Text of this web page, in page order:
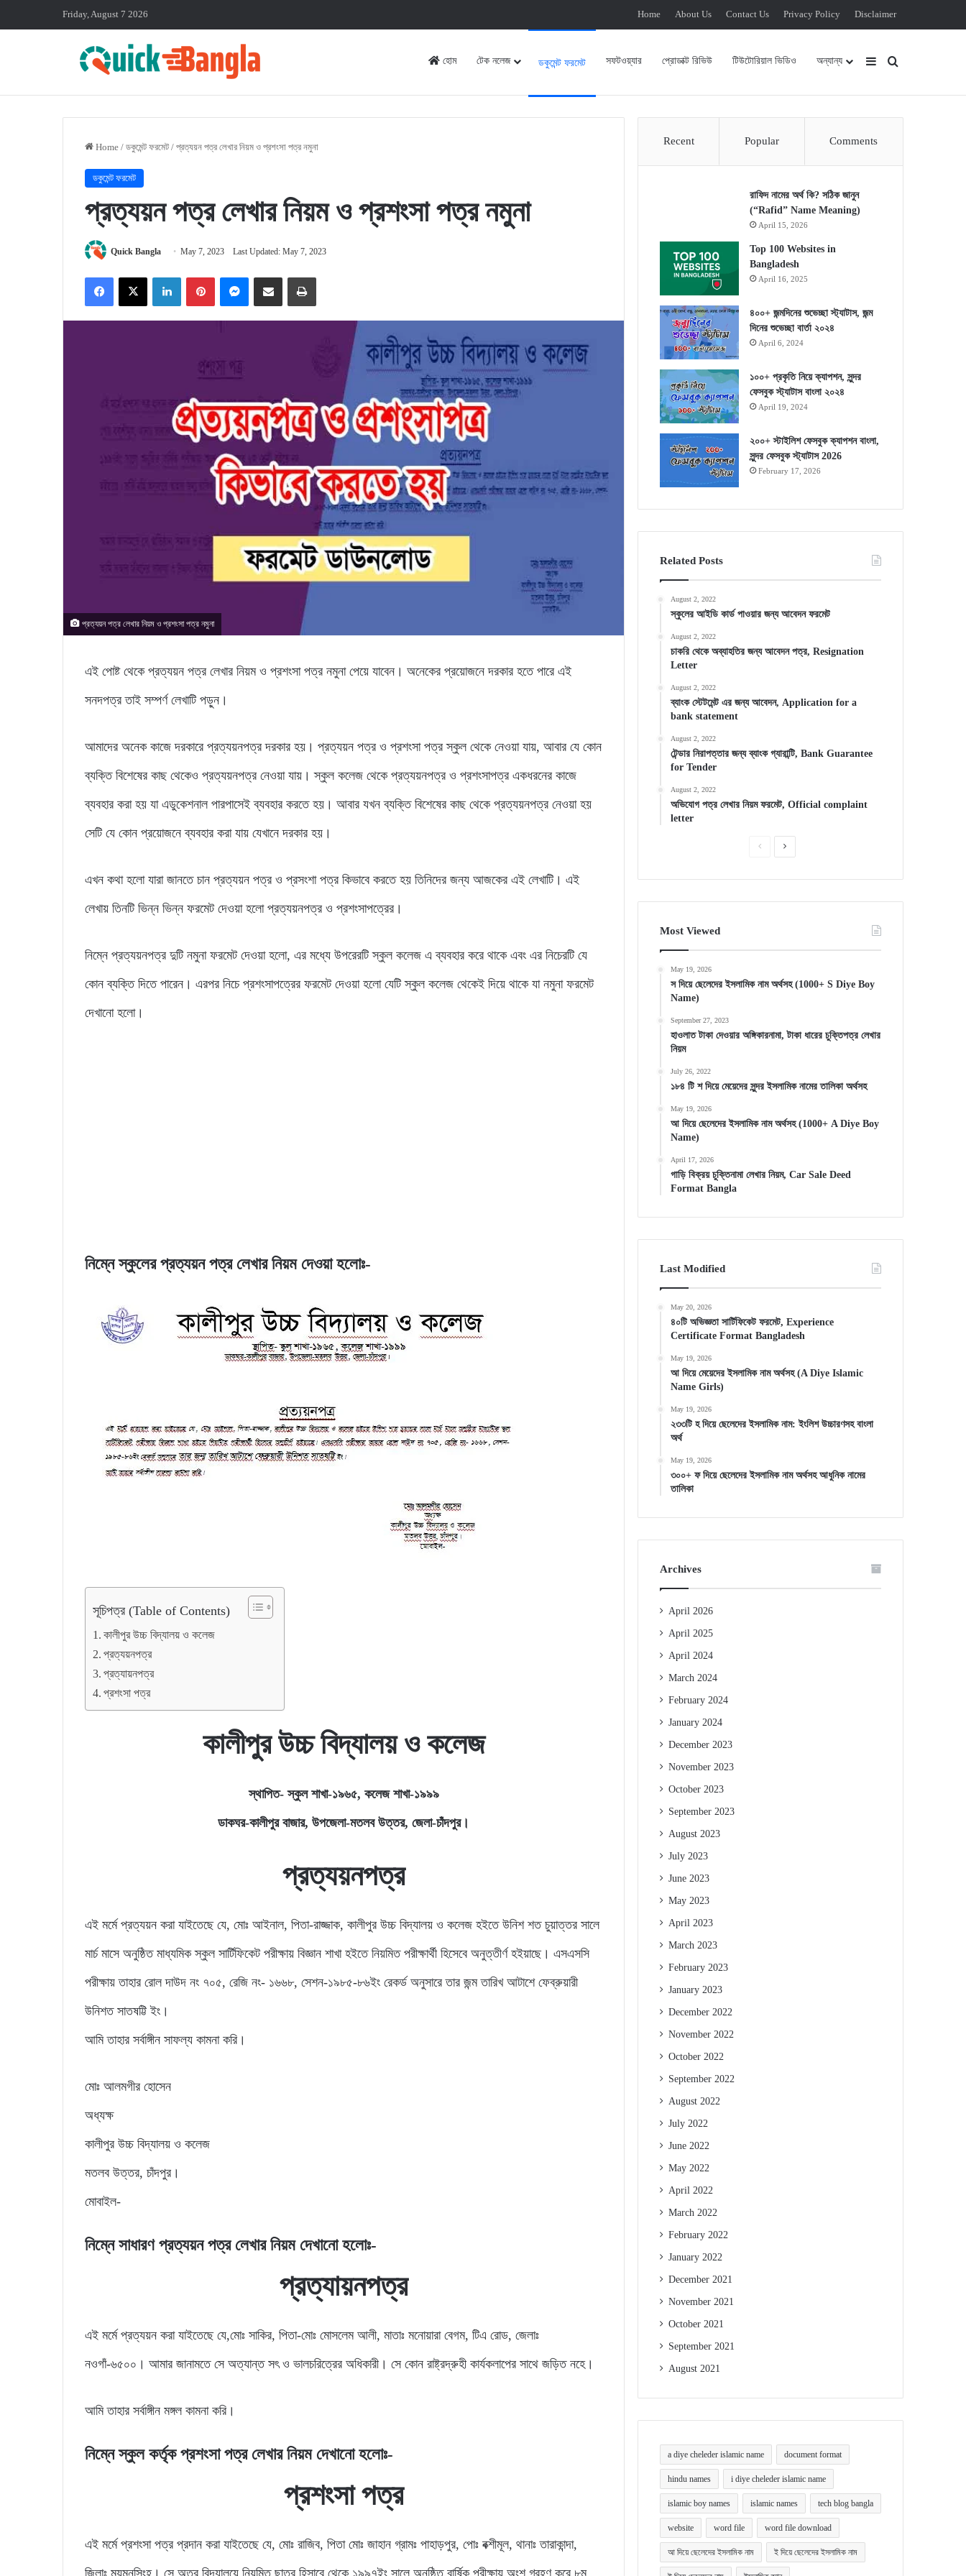
Friday, August 7 2026 Home About Us Contact Us Privacy Policy Disclaimer
হোম টেক নলেজ ডকুমেন্ট ফরমেট সফটওয়্যার প্রোডাক্ট রিভিউ টিউটোরিয়াল ভিডিও অন্যান্য Sidebar
Home / ডকুমেন্ট ফরমেট / প্রত্যয়ন পত্র লেখার নিয়ম ও প্রশংসা পত্র নমুনা
ডকুমেন্ট ফরমেট
প্রত্যয়ন পত্র লেখার নিয়ম ও প্রশংসা পত্র নমুনা
Quick Bangla May 7, 2023 Last Updated: May 7, 2023
FacebookX LinkedInPinterestMessengerShare via Email Print
প্রত্যয়ন পত্র লেখার নিয়ম ও প্রশংসা পত্র নমুনা
এই পোষ্ট থেকে প্রত্যয়ন পত্র লেখার নিয়ম ও প্রশংসা পত্র নমুনা পেয়ে যাবেন। অনেকের প্রয়োজনে দরকার হতে পারে এই
সনদপত্র তাই সম্পর্ণ লেখাটি পড়ুন।
আমাদের অনেক কাজে দরকারে প্রত্যয়নপত্র দরকার হয়। প্রত্যয়ন পত্র ও প্রশংসা পত্র স্কুল থেকে নেওয়া যায়, আবার যে কোন
ব্যক্তি বিশেষের কাছ থেকেও প্রত্যয়নপত্র নেওয়া যায়। স্কুল কলেজ থেকে প্রত্যয়নপত্র ও প্রশংসাপত্র একধরনের কাজে
ব্যবহার করা হয় যা এডুকেশনাল পারপাসেই ব্যবহার করতে হয়। আবার যখন ব্যক্তি বিশেষের কাছ থেকে প্রত্যয়নপত্র নেওয়া হয়
সেটি যে কোন প্রয়োজনে ব্যবহার করা যায় যেখানে দরকার হয়।
এখন কথা হলো যারা জানতে চান প্রত্যয়ন পত্র ও প্রসংশা পত্র কিভাবে করতে হয় তিনিদের জন্য আজকের এই লেখাটি। এই
লেখায় তিনটি ভিন্ন ভিন্ন ফরমেট দেওয়া হলো প্রত্যয়নপত্র ও প্রশংসাপত্রের।
নিম্নে প্রত্যয়নপত্র দুটি নমুনা ফরমেট দেওয়া হলো, এর মধ্যে উপরেরটি স্কুল কলেজ এ ব্যবহার করে থাকে এবং এর নিচেরটি যে
কোন ব্যক্তি দিতে পারেন। এরপর নিচে প্রশংসাপত্রের ফরমেট দেওয়া হলো যেটি স্কুল কলেজ থেকেই দিয়ে থাকে যা নমুনা ফরমেট
দেখানো হলো।
নিম্নে স্কুলের প্রত্যয়ন পত্র লেখার নিয়ম দেওয়া হলোঃ-
সূচিপত্র (Table of Contents)
কালীপুর উচ্চ বিদ্যালয় ও কলেজ
প্রত্যয়নপত্র
প্রত্যায়নপত্র
প্রশংসা পত্র
কালীপুর উচ্চ বিদ্যালয় ও কলেজ
স্থাপিত- স্কুল শাখা-১৯৬৫, কলেজ শাখা-১৯৯৯
ডাকঘর-কালীপুর বাজার, উপজেলা-মতলব উত্তর, জেলা-চাঁদপুর।
প্রত্যয়নপত্র
এই মর্মে প্রত্যয়ন করা যাইতেছে যে, মোঃ আইনাল, পিতা-রাজ্জাক, কালীপুর উচ্চ বিদ্যালয় ও কলেজ হইতে উনিশ শত চুয়াত্তর সালে
মার্চ মাসে অনুষ্ঠিত মাধ্যমিক স্কুল সার্টিফিকেট পরীক্ষায় বিজ্ঞান শাখা হইতে নিয়মিত পরীক্ষার্থী হিসেবে অনুত্তীর্ণ হইয়াছে। এসএসসি
পরীক্ষায় তাহার রোল দাউদ নং ৭০৫, রেজি নং- ১৬৬৮, সেশন-১৯৮৫-৮৬ইং রেকর্ড অনুসারে তার জন্ম তারিখ আটাশে ফেব্রুয়ারী
উনিশত সাতষট্টি ইং।
আমি তাহার সর্বাঙ্গীন সাফল্য কামনা করি।
মোঃ আলমগীর হোসেন
অধ্যক্ষ
কালীপুর উচ্চ বিদ্যালয় ও কলেজ
মতলব উত্তর, চাঁদপুর।
মোবাইল-
নিম্নে সাধারণ প্রত্যয়ন পত্র লেখার নিয়ম দেখানো হলোঃ-
প্রত্যায়নপত্র
এই মর্মে প্রত্যয়ন করা যাইতেছে যে,মোঃ সাকির, পিতা-মোঃ মোসলেম আলী, মাতাঃ মনোয়ারা বেগম, টিএ রোড, জেলাঃ
নওগাঁ-৬৫০০। আমার জানামতে সে অত্যান্ত সৎ ও ভালচরিত্রের অধিকারী। সে কোন রাষ্ট্রদ্রুহী কার্যকলাপের সাথে জড়িত নহে।
আমি তাহার সর্বাঙ্গীন মঙ্গল কামনা করি।
নিম্নে স্কুল কর্তৃক প্রশংসা পত্র লেখার নিয়ম দেখানো হলোঃ-
প্রশংসা পত্র
এই মর্মে প্রশংসা পত্র প্রদান করা যাইতেছে যে, মোঃ রাজিব, পিতা মোঃ জাহান গ্রামঃ পাহাড়পুর, পোঃ বক্শীমূল, থানাঃ তারাকান্দা,
Recent Popular Comments
রাফিদ নামের অর্থ কি? সঠিক জানুন
(“Rafid” Name Meaning)
April 15, 2026
Top 100 Websites in
Bangladesh
April 16, 2025
৪০০+ জন্মদিনের শুভেচ্ছা স্ট্যাটাস, জন্ম
দিনের শুভেচ্ছা বার্তা ২০২৪
April 6, 2024
১০০+ প্রকৃতি নিয়ে ক্যাপশন, সুন্দর
ফেসবুক স্ট্যাটাস বাংলা ২০২৪
April 19, 2024
২০০+ স্টাইলিশ ফেসবুক ক্যাপশন বাংলা,
সুন্দর ফেসবুক স্ট্যাটাস 2026
February 17, 2026
Related Posts
August 2, 2022
স্কুলের আইডি কার্ড পাওয়ার জন্য আবেদন ফরমেট
August 2, 2022
চাকরি থেকে অব্যাহতির জন্য আবেদন পত্র, Resignation
Letter
August 2, 2022
ব্যাংক স্টেটমেন্ট এর জন্য আবেদন, Application for a
bank statement
August 2, 2022
টেন্ডার নিরাপত্তার জন্য ব্যাংক গ্যারান্টি, Bank Guarantee
for Tender
August 2, 2022
অভিযোগ পত্র লেখার নিয়ম ফরমেট, Official complaint
letter
PreviousNext
Most Viewed
May 19, 2026
স দিয়ে ছেলেদের ইসলামিক নাম অর্থসহ (1000+ S Diye Boy
Name)
September 27, 2023
হাওলাত টাকা দেওয়ার অঙ্গিকারনামা, টাকা ধারের চুক্তিপত্র লেখার
নিয়ম
July 26, 2022
১৮৪ টি শ দিয়ে মেয়েদের সুন্দর ইসলামিক নামের তালিকা অর্থসহ
May 19, 2026
আ দিয়ে ছেলেদের ইসলামিক নাম অর্থসহ (1000+ A Diye Boy
Name)
April 17, 2026
গাড়ি বিক্রয় চুক্তিনামা লেখার নিয়ম, Car Sale Deed
Format Bangla
Last Modified
May 20, 2026
৪০টি অভিজ্ঞতা সার্টিফিকেট ফরমেট, Experience
Certificate Format Bangladesh
May 19, 2026
আ দিয়ে মেয়েদের ইসলামিক নাম অর্থসহ (A Diye Islamic
Name Girls)
May 19, 2026
২৩৩টি হ দিয়ে ছেলেদের ইসলামিক নাম: ইংলিশ উচ্চারণসহ বাংলা
অর্থ
May 19, 2026
৩০০+ ফ দিয়ে ছেলেদের ইসলামিক নাম অর্থসহ আধুনিক নামের
তালিকা
Archives
April 2026
April 2025
April 2024
March 2024
February 2024
January 2024
December 2023
November 2023
October 2023
September 2023
August 2023
July 2023
June 2023
May 2023
April 2023
March 2023
February 2023
January 2023
December 2022
November 2022
October 2022
September 2022
August 2022
July 2022
June 2022
May 2022
April 2022
March 2022
February 2022
January 2022
December 2021
November 2021
October 2021
September 2021
August 2021
a diye cheleder islamic name document format
hindu names i diye cheleder islamic name
islamic boy names islamic names tech blog bangla
website word file word file download
আ দিয়ে ছেলেদের ইসলামিক নাম ই দিয়ে ছেলেদের ইসলামিক নাম